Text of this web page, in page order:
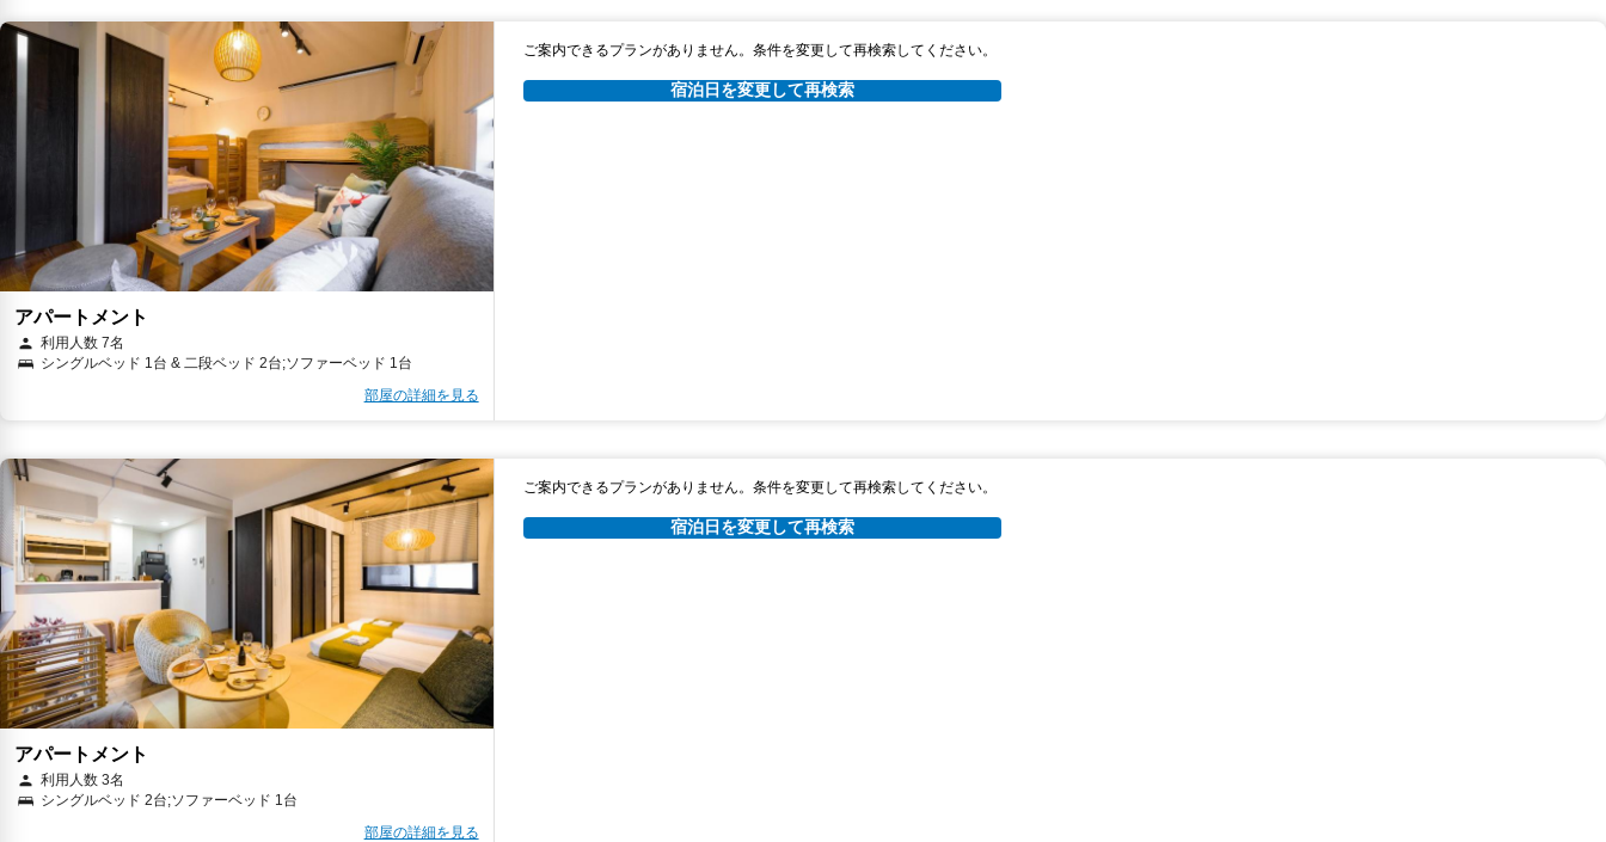
アパートメント
利用人数 7名
シングルベッド 1台 & 二段ベッド 2台;ソファーベッド 1台
部屋の詳細を見る
ご案内できるプランがありません。条件を変更して再検索してください。
宿泊日を変更して再検索
アパートメント
利用人数 3名
シングルベッド 2台;ソファーベッド 1台
部屋の詳細を見る
ご案内できるプランがありません。条件を変更して再検索してください。
宿泊日を変更して再検索